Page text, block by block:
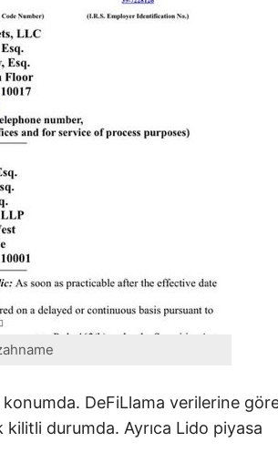
DeFiLlama verilerine
durumda. Ayrıca Lido piyasa